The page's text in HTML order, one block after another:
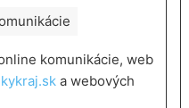
komunikácie, web
a webových